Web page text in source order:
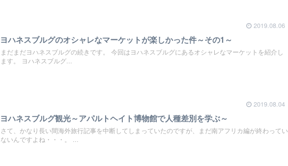
2019.08.06
ヨハネスブルグのオシャレなマーケットが楽しかった件～その1～
まだまだヨハネスブルグの続きです。 今回はヨハネスブルグにあるオシャレなマーケットを紹介し
ます。 ヨハネスブルグ...
2019.08.04
ヨハネスブルグ観光～アパルトヘイト博物館で人種差別を学ぶ～
さて、かなり長い間海外旅行記事を中断してしまっていたのですが、まだ南アフリカ編が終わってい
ないんですよね・・・。 ...